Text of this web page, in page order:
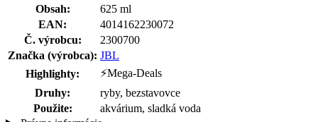
Obsah:
625 ml
EAN:
4014162230072
Č. výrobcu:
2300700
Značka (výrobca): JBL
Highlighty:
⚡Mega-Deals
Druhy:
ryby, bezstavovce
Použite:
akvárium, sladká voda